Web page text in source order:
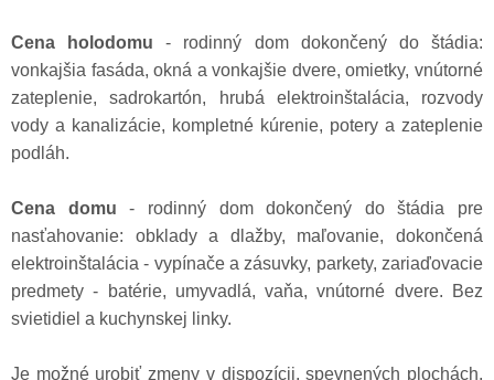
Cena holodomu - rodinný dom dokončený do štádia:
vonkajšia fasáda, okná a vonkajšie dvere, omietky, vnútorné
zateplenie, sadrokartón, hrubá elektroinštalácia, rozvody
vody a kanalizácie, kompletné kúrenie, potery a zateplenie
podláh.
Cena domu - rodinný dom dokončený do štádia pre
nasťahovanie: obklady a dlažby, maľovanie, dokončená
elektroinštalácia - vypínače a zásuvky, parkety, zariaďovacie
predmety - batérie, umyvadlá, vaňa, vnútorné dvere. Bez
svietidiel a kuchynskej linky.
Je možné urobiť zmeny v dispozícii, spevnených plochách,